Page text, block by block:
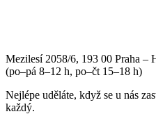
Mezilesí 2058/6, 193 00 Praha –
(po–pá 8–12 h, po–čt 15–18 h)
Nejlépe uděláte, když se u nás
každý.